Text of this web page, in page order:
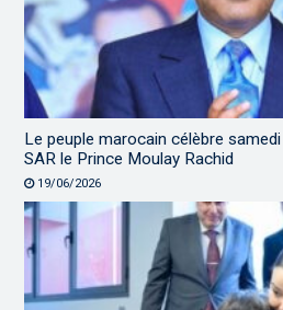
Le peuple marocain célèbre
SAR le Prince Moulay Rachid
19/06/2026